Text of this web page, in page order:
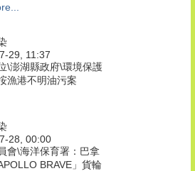
29, 11:37
\澎湖縣政府\環境保護
漁港不明油污案
28, 00:00
會\海洋保育署：巴拿
BRAVE」貨輪